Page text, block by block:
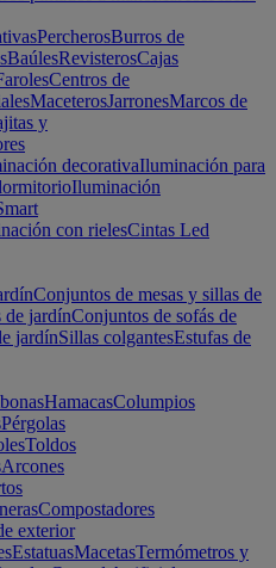
PercherosBurros de
BaúlesRevisterosCajas
Centros de
MaceterosJarronesMarcos de
y
decorativaIluminación para
Iluminación
con rielesCintas Led
Conjuntos de mesas y sillas de
de jardínConjuntos de sofás de
jardínSillas colgantesEstufas de
HamacasColumpios
Pérgolas
Toldos
Arcones
Compostadores
exterior
EstatuasMacetasTermómetros y